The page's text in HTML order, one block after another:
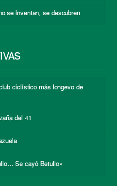
se inventan, se descubren
ciclístico más longevo de
del 41
Se cayó Betulio»